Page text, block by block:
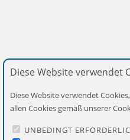
Diese Website verwendet
Diese Website verwendet
allen Cookies gemäß unserer
UNBEDINGT